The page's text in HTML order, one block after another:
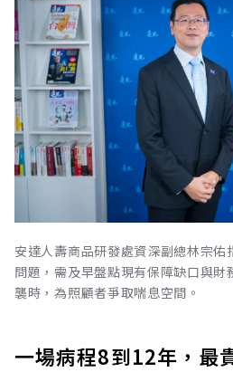
安達人壽商品研發處資深副總林宗
問題，需及早盤點現有保障缺口與
襲時，為照顧者爭取喘息空間。
一場病程8到12年，最